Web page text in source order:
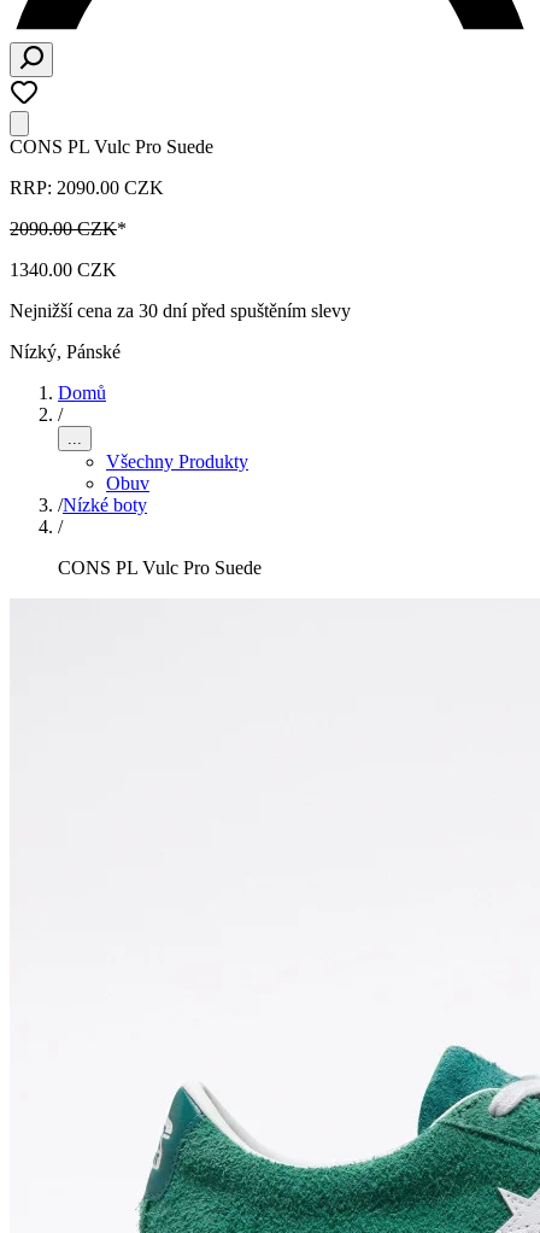
CONS PL Vulc Pro Suede
RRP: 2090.00 CZK
2090.00 CZK*
1340.00 CZK
Nejnižší cena za 30 dní před spuštěním slevy
Nízký, Pánské
Domů
/
...
Všechny Produkty
Obuv
/Nízké boty
/
CONS PL Vulc Pro Suede